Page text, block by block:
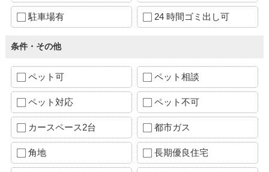
駐車場有 24 時間ゴミ出し可
条件・その他
ペット可 ペット相談
ペット対応 ペット不可
カースペース2台 都市ガス
角地 長期優良住宅